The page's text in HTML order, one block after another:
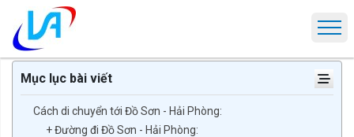
Trang chủ Kinh nghiệm du lịch Đồ Sơn tự túc đầy đủ và
Mục lục bài viết
Cách di chuyển tới Đồ Sơn - Hải Phòng:
+ Đường đi Đồ Sơn - Hải Phòng: